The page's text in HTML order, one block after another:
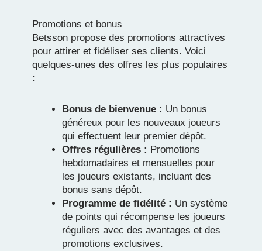
Promotions et bonus
Betsson propose des promotions attractives
pour attirer et fidéliser ses clients. Voici
quelques-unes des offres les plus populaires
:
Bonus de bienvenue : Un bonus
généreux pour les nouveaux joueurs
qui effectuent leur premier dépôt.
Offres régulières : Promotions
hebdomadaires et mensuelles pour
les joueurs existants, incluant des
bonus sans dépôt.
Programme de fidélité : Un système
de points qui récompense les joueurs
réguliers avec des avantages et des
promotions exclusives.